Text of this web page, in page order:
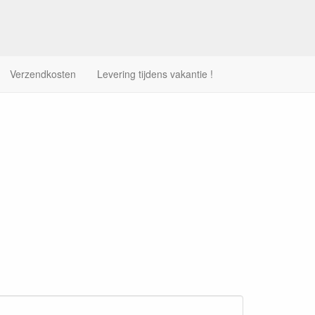
Verzendkosten Levering tijdens vakantie !